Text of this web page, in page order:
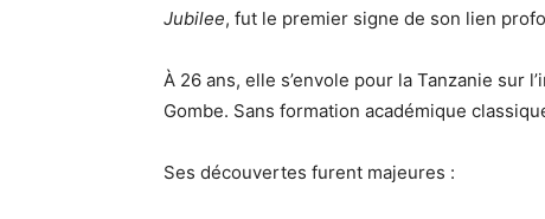
Jubilee, fut le premier signe de son lien
À 26 ans, elle s’envole pour la Tanzanie sur
Gombe. Sans formation académique
Ses découvertes furent majeures :